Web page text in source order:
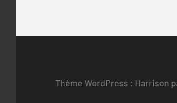
Thème WordPress : Harrison